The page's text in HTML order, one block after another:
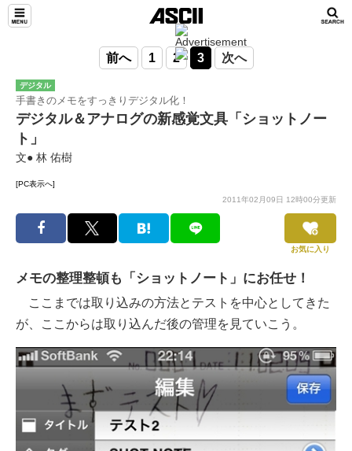
前へ 1 2 3 次へ
デジタル
手書きのメモをすっきりデジタル化！
デジタル＆アナログの新感覚文具「ショットノー
ト」
文● 林 佑樹
[PC表示へ]
2011年02月09日 12時00分更新
お気に入り
メモの整理整頓も「ショットノート」にお任せ！
ここまでは取り込みの方法とテストを中心としてきた
が、ここからは取り込んだ後の管理を見ていこう。